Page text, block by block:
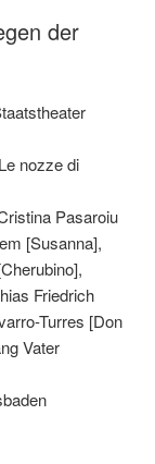
der
nozze di
Pasaroiu
[Susanna],
Friedrich
Turres [Don
Vater